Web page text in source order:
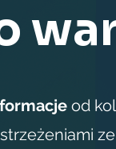
od